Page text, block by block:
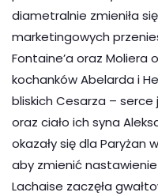
diametralnie zmieniła
marketingowych
Fontaine’a oraz Moliera
kochanków Abelarda i
bliskich Cesarza – serce
oraz ciało ich syna
okazały się dla
aby zmienić
Lachaise zaczęła